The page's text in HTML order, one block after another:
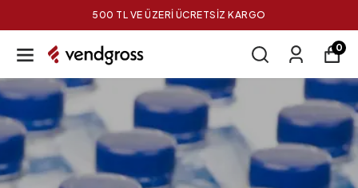
500 TL VE ÜZERİ ÜCRETSİZ KARGO
0